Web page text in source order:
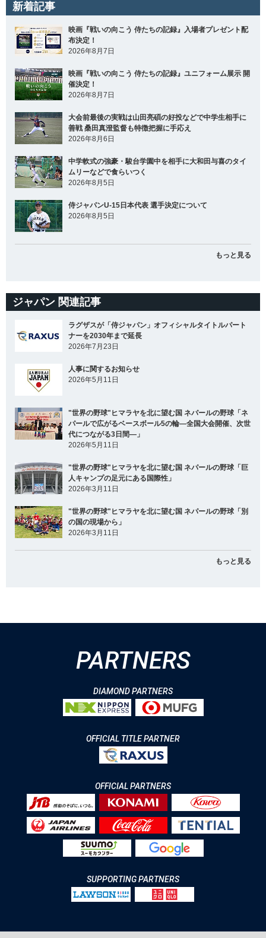
新着記事
映画『戦いの向こう 侍たちの記録』入場者プレゼント配
布決定！
2026年8月7日
映画『戦いの向こう 侍たちの記録』ユニフォーム展示 開
催決定！
2026年8月7日
大会前最後の実戦は山田亮碩の好投などで中学生相手に
善戦 桑田真澄監督も特徴把握に手応え
2026年8月6日
中学軟式の強豪・駿台学園中を相手に大和田与喜のタイ
ムリーなどで食らいつく
2026年8月5日
侍ジャパンU-15日本代表 選手決定について
2026年8月5日
もっと見る
ジャパン 関連記事
ラグザスが「侍ジャパン」オフィシャルタイトルパート
ナーを2030年まで延長
2026年7月23日
人事に関するお知らせ
2026年5月11日
"世界の野球"ヒマラヤを北に望む国 ネパールの野球「ネ
パールで広がるベースボール5の輪―全国大会開催、次世
代につながる3日間―」
2026年5月11日
"世界の野球"ヒマラヤを北に望む国 ネパールの野球「巨
人キャンプの足元にある国際性」
2026年3月11日
"世界の野球"ヒマラヤを北に望む国 ネパールの野球「別
の国の現場から」
2026年3月11日
もっと見る
PARTNERS
DIAMOND PARTNERS
OFFICIAL TITLE PARTNER
OFFICIAL PARTNERS
SUPPORTING PARTNERS